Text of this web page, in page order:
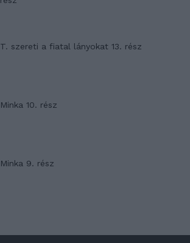
T. szereti a fiatal lányokat 13. rész
Minka 10. rész
Minka 9. rész